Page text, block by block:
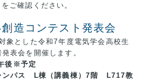
をご確認ください。
造コンテスト発表会
象とした令和7年度電気学会高校生
表会を開催します。
後※予定
ンパス L棟（講義棟）7階 L717教